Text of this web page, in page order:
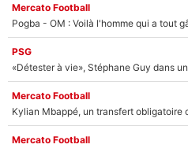
Mercato Football
Pogba - OM : Voilà l'homme qui a tout
PSG
«Détester à vie», Stéphane Guy dans
Mercato Football
Kylian Mbappé, un transfert obligatoire
Mercato Football